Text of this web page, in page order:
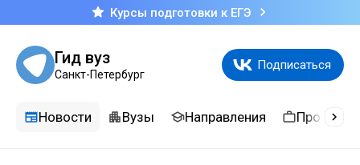
Курсы подготовки к ЕГЭ
Гид вуз
Санкт-Петербург
Подписаться
Новости Вузы Направления